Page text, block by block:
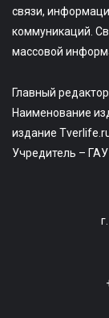
связи,
коммуникаций.
массовой
Главный
Наименование
издание
Учредитель –